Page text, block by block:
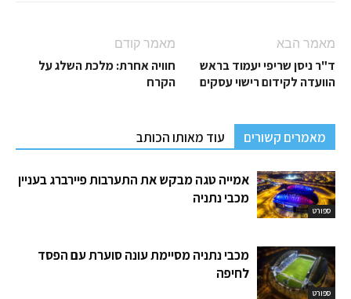
מאמר קודם
חוויה אחרת: מלכת השלג על
הקרח
מאמר הבא
ד"ר ניסן שריפי יעמוד בראש
הוועדה לקידום רישוי עסקים
מאמרים קשורים עוד מאותו הכותב
ספורט
אמייה טגה מבקש את התערבות פיירברג בעניין
מכבי נתניה
ספורט
מכבי נתניה מסיימת עונה סוערת עם הפסד
לחיפה